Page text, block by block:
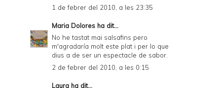
1 de febrer del 2010, a les 23:35
Maria Dolores ha dit...
No he tastat mai salsafins pero
m'agradaría molt este plat i per lo que
dius a de ser un espectacle de sabor.
2 de febrer del 2010, a les 0:15
Laura ha dit...